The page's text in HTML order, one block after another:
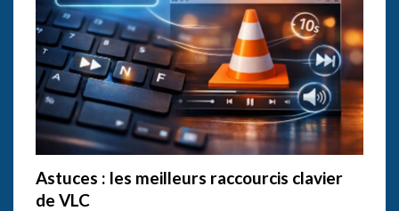
Astuces : les meilleurs raccourcis clavier
de VLC